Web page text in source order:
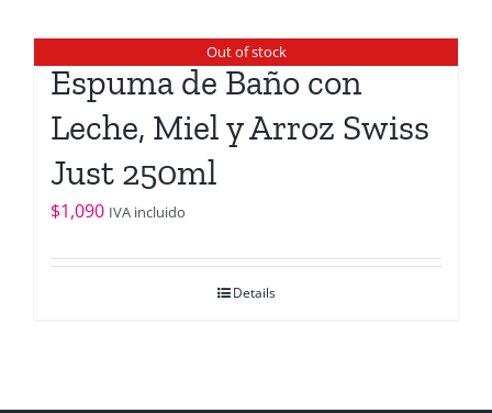
Out of stock
Espuma de Baño con
Leche, Miel y Arroz Swiss
Just 250ml
$1,090 IVA incluido
Details